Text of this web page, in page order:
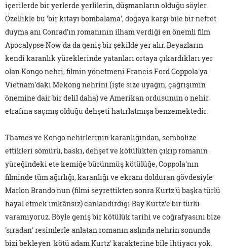
içerilerde bir yerlerde yerlilerin, düşmanların olduğu söyler.
Özellikle bu 'bir kıtayı bombalama', doğaya karşı bile bir nefret
duyma anı Conrad'ın romanının ilham verdiği en önemli film
Apocalypse Now'da da geniş bir şekilde yer alır. Beyazların
kendi karanlık yüreklerinde yatanları ortaya çıkardıkları yer
olan Kongo nehri, filmin yönetmeni Francis Ford Coppola'ya
Vietnam'daki Mekong nehrini (işte size uyağın, çağrışımın
önemine dair bir delil daha) ve Amerikan ordusunun o nehir
etrafına saçmış olduğu dehşeti hatırlatmışa benzemektedir.
Thames ve Kongo nehirlerinin karanlığından, sembolize
ettikleri sömürü, baskı, dehşet ve kötülükten çıkıp romanın
yüreğindeki ete kemiğe bürünmüş kötülüğe, Coppola'nın
filminde tüm ağırlığı, karanlığı ve ekranı dolduran gövdesiyle
Marlon Brando'nun (filmi seyrettikten sonra Kurtz'ü başka türlü
hayal etmek imkânsız) canlandırdığı Bay Kurtz'e bir türlü
varamıyoruz. Böyle geniş bir kötülük tarihi ve coğrafyasını bize
'sıradan' resimlerle anlatan romanın aslında nehrin sonunda
bizi bekleyen 'kötü adam Kurtz' karakterine bile ihtiyacı yok.